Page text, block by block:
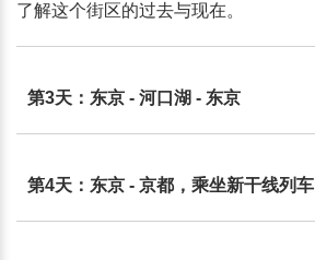
了解这个街区的过去与现在。
第3天：东京 - 河口湖 - 东京
第4天：东京 - 京都，乘坐新干线列车